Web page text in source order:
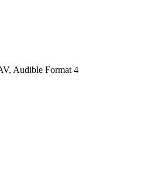
Audible Format 4